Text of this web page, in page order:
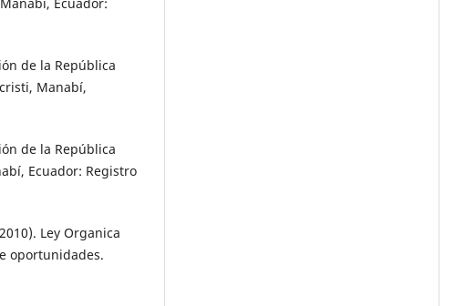
de la República
Manabí,
de la República
Ecuador: Registro
Ley Organica
oportunidades.